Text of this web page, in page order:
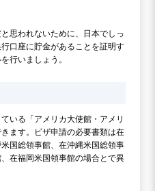
思われないために、日本でしっ
口座に貯金があることを証明す
行いましょう。
いる「アメリカ大使館・アメリ
ます。ビザ申請の必要書類は在
国総領事館、在沖縄米国総領事
在福岡米国領事館の場合とで異